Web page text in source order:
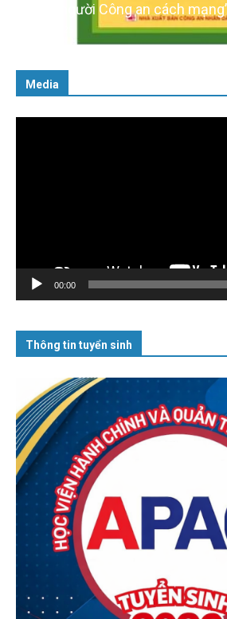
của Đảng
16/01/2026
Media
00:00
Thông tin tuyển sinh